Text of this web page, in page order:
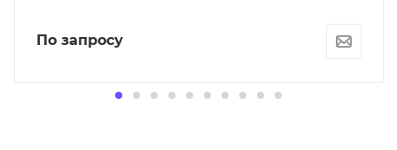
По запросу